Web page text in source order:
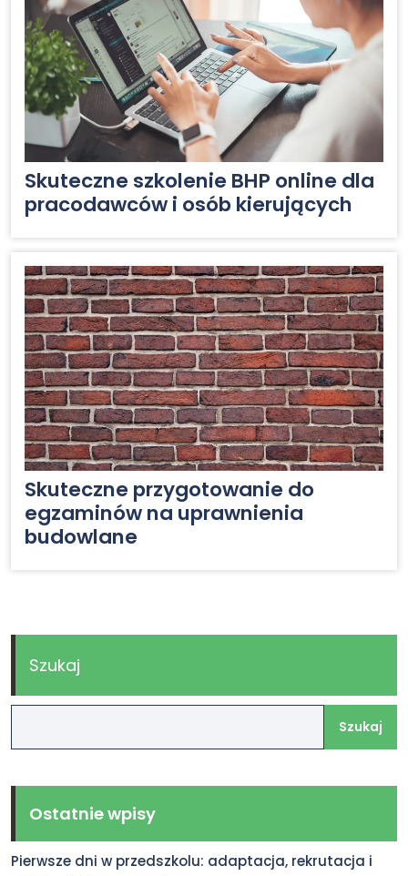
Skuteczne szkolenie BHP online dla
pracodawców i osób kierujących
Skuteczne przygotowanie do
egzaminów na uprawnienia
budowlane
Szukaj
Szukaj
Ostatnie wpisy
Pierwsze dni w przedszkolu: adaptacja, rekrutacja i